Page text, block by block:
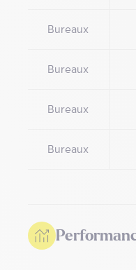
Bureaux
Bureaux
Bureaux
Bureaux